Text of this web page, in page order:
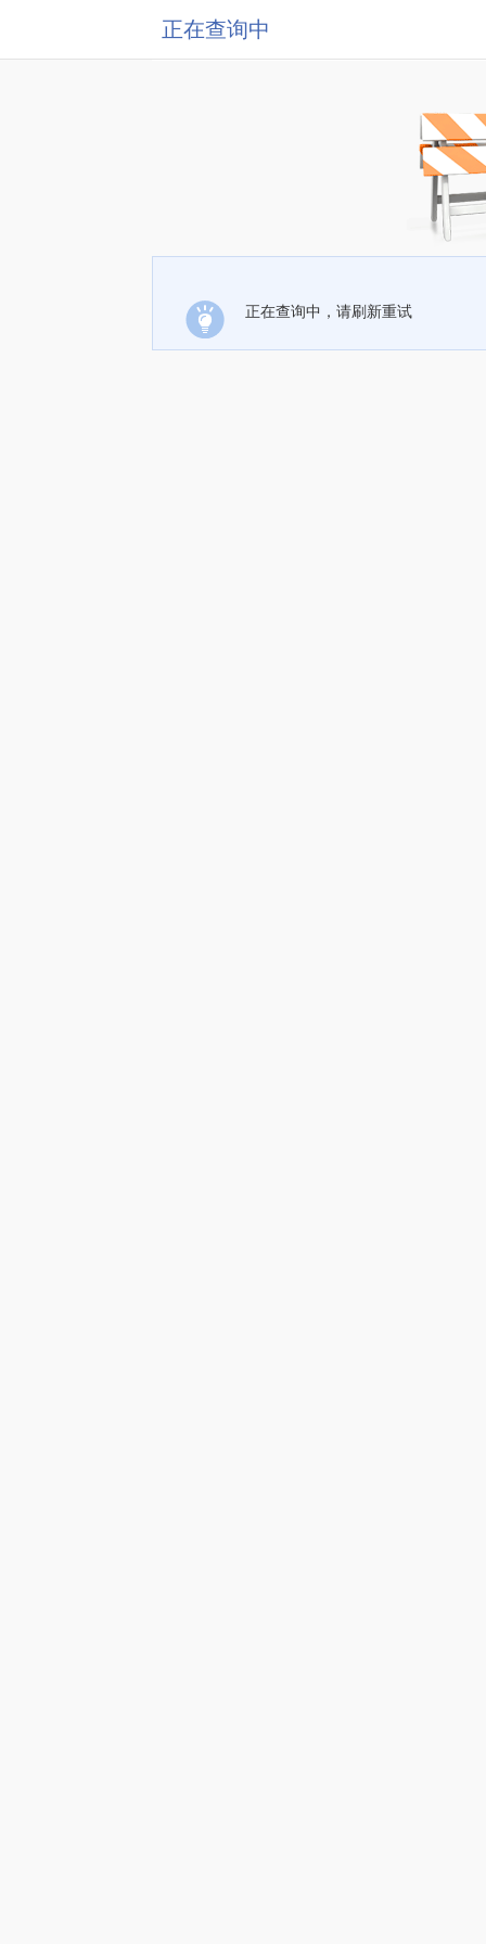
正在查询中
正在查询中，请刷新重试